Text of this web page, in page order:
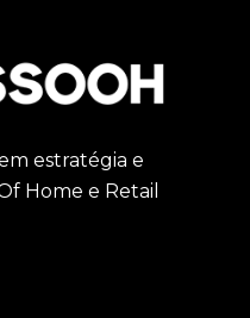
estratégia e
Home e Retail